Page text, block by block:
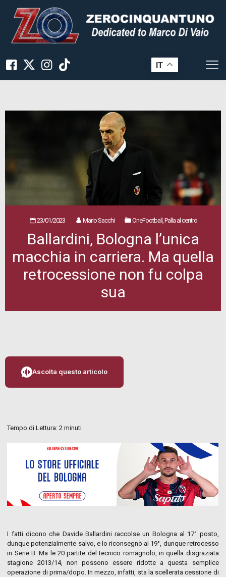
IT
23/01/2023 Mario Sacchi OneFootball, Palla al centro
Ballardini, Bologna l’unica
macchia in carriera. Ma quella
retrocessione non fu colpa
sua
Ascolta questo articolo
Tempo di Lettura:2 minuti
I fatti dicono che Davide Ballardini raccolse un Bologna al 17° posto,
dunque potenzialmente salvo, e lo riconsegnò al 19°, dunque retrocesso
in Serie B. Ma le 20 partite del tecnico romagnolo, in quella disgraziata
stagione 2013/14, non possono essere ridotte a questa semplice
operazione di prima/dopo. In mezzo, infatti, sta la scellerata cessione di